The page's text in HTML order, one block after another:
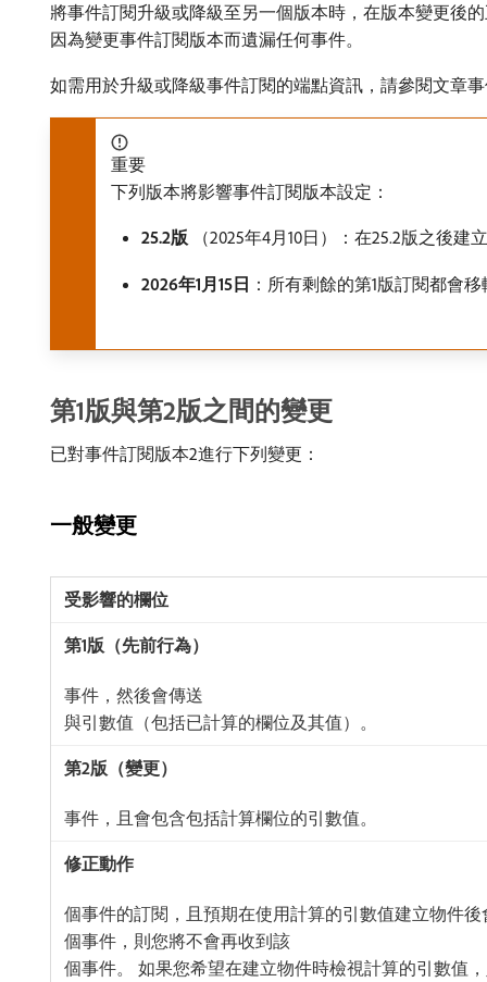
將事件訂閱升級或降級至另一個版本時，在版本變更後
因為變更事件訂閱版本而遺漏任何事件。
如需用於升級或降級事件訂閱的端點資訊，請參閱文章
重要
下列版本將影響事件訂閱版本設定：
25.2版 （2025年4月10日）：在25.2版之後
2026年1月15日 ：所有剩餘的第1版訂閱都會
第1版與第2版之間的變更
已對事件訂閱版本2進行下列變更：
一般變更
事件，然後會傳送
與引數值（包括已計算的欄位及其值）。
事件，且會包含包括計算欄位的引數值。
個事件的訂閱，且預期在使用計算的引數值建立物件後
個事件，則您將不會再收到該
個事件。 如果您希望在建立物件時檢視計算的引數值